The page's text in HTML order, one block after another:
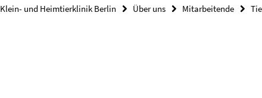
Klein- und Heimtierklinik Berlin Über uns Mitarbeitende